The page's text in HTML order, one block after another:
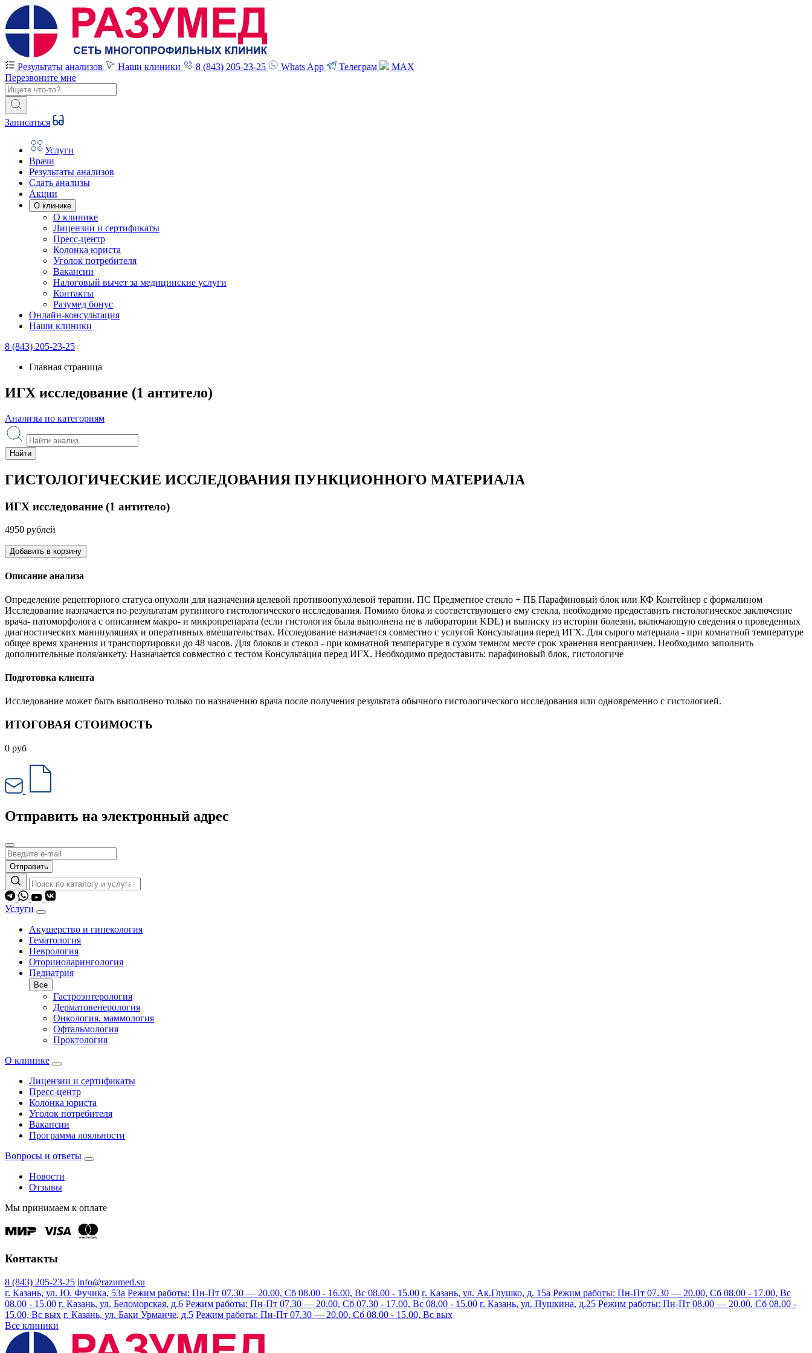
Результаты анализов Наши клиники 8 (843) 205-23-25 Whats App Телеграм
MAX
Перезвоните мне
Записаться
Услуги
Врачи
Результаты анализов
Сдать анализы
Акции
О клинике
О клинике
Лицензии и сертификаты
Пресс-центр
Колонка юриста
Уголок потребителя
Вакансии
Налоговый вычет за медицинские услуги
Контакты
Разумед бонус
Онлайн-консультация
Наши клиники
8 (843) 205-23-25
Главная страница
ИГХ исследование (1 антитело)
Анализы по категориям
Найти
ГИСТОЛОГИЧЕСКИЕ ИССЛЕДОВАНИЯ ПУНКЦИОННОГО МАТЕРИАЛА
ИГХ исследование (1 антитело)
4950 рублей
Добавить в корзину
Описание анализа
Определение рецепторного статуса опухоли для назначения целевой противоопухолевой терапии. ПС Предметное стекло + ПБ Парафиновый блок или КФ Контейнер с формалином
Исследование назначается по результатам рутинного гистологического исследования. Помимо блока и соответствующего ему стекла, необходимо предоставить гистологическое заключение
врача- патоморфолога с описанием макро- и микропрепарата (если гистология была выполнена не в лаборатории KDL) и выписку из истории болезни, включающую сведения о проведенных
диагностических манипуляциях и оперативных вмешательствах. Исследование назначается совместно с услугой Консультация перед ИГХ. Для сырого материала - при комнатной температуре
общее время хранения и транспортировки до 48 часов. Для блоков и стекол - при комнатной температуре в сухом темном месте срок хранения неограничен. Необходимо заполнить
дополнительные поля/анкету. Назначается совместно с тестом Консультация перед ИГХ. Необходимо предоставить: парафиновый блок, гистологиче
Подготовка клиента
Исследование может быть выполнено только по назначению врача после получения результата обычного гистологического исследования или одновременно с гистологией.
ИТОГОВАЯ СТОИМОСТЬ
0 руб
Отправить на электронный адрес
Отправить
Услуги
Акушерство и гинекология
Гематология
Неврология
Оториноларингология
Педиатрия
Все
Гастроэнтерология
Дерматовенерология
Онкология. маммология
Офтальмология
Проктология
О клинике
Лицензии и сертификаты
Пресс-центр
Колонка юриста
Уголок потребителя
Вакансии
Программа лояльности
Вопросы и ответы
Новости
Отзывы
Мы принимаем к оплате
Контакты
8 (843) 205-23-25 info@razumed.su
г. Казань, ул. Ю. Фучика, 53а Режим работы: Пн-Пт 07.30 — 20.00, Сб 08.00 - 16.00, Вс 08.00 - 15.00 г. Казань, ул. Ак.Глушко, д. 15а Режим работы: Пн-Пт 07.30 — 20.00, Сб 08.00 - 17.00, Вс
08.00 - 15.00 г. Казань, ул. Беломорская, д.6 Режим работы: Пн-Пт 07.30 — 20.00, Сб 07.30 - 17.00, Вс 08.00 - 15.00 г. Казань, ул. Пушкина, д.25 Режим работы: Пн-Пт 08.00 — 20.00, Сб 08.00 -
15.00, Вс вых г. Казань, ул. Баки Урманче, д.5 Режим работы: Пн-Пт 07.30 — 20.00, Сб 08.00 - 15.00, Вс вых
Все клиники